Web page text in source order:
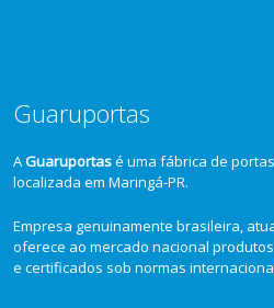
Guaruportas
AGuaruportasé uma fábrica de
localizada em Maringá-PR.
Empresa genuinamente brasileira,
oferece ao mercado nacional
e certificados sob normas